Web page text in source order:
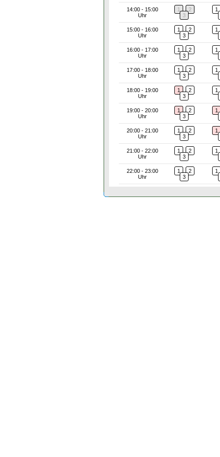
14:00 - 15:00
Uhr
1
2
3
1
15:00 - 16:00
Uhr
1
2
3
1
16:00 - 17:00
Uhr
1
2
3
1
17:00 - 18:00
Uhr
1
2
3
1
18:00 - 19:00
Uhr
1
2
3
1
19:00 - 20:00
Uhr
1
2
3
1
20:00 - 21:00
Uhr
1
2
3
1
21:00 - 22:00
Uhr
1
2
3
1
22:00 - 23:00
Uhr
1
2
3
1